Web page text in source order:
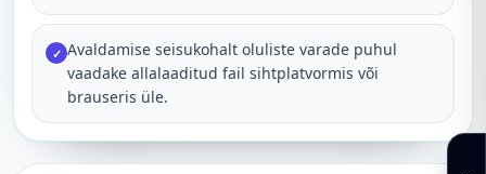
✓ Avaldamise seisukohalt oluliste varade puhul
vaadake allalaaditud fail sihtplatvormis või
brauseris üle.